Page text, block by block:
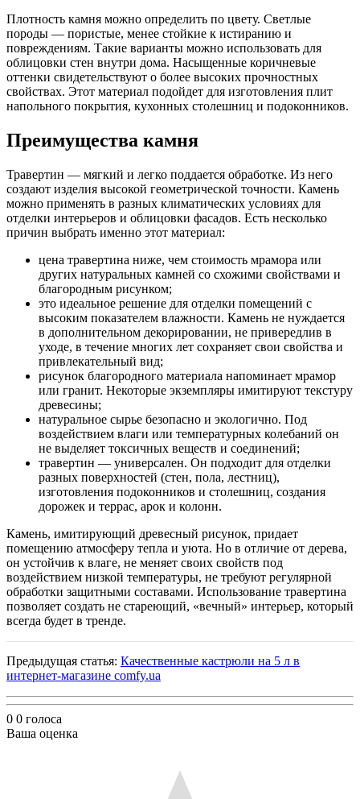
Плотность камня можно определить по цвету. Светлые
породы — пористые, менее стойкие к истиранию и
повреждениям. Такие варианты можно использовать для
облицовки стен внутри дома. Насыщенные коричневые
оттенки свидетельствуют о более высоких прочностных
свойствах. Этот материал подойдет для изготовления плит
напольного покрытия, кухонных столешниц и подоконников.
Преимущества камня
Травертин — мягкий и легко поддается обработке. Из него
создают изделия высокой геометрической точности. Камень
можно применять в разных климатических условиях для
отделки интерьеров и облицовки фасадов. Есть несколько
причин выбрать именно этот материал:
цена травертина ниже, чем стоимость мрамора или
других натуральных камней со схожими свойствами и
благородным рисунком;
это идеальное решение для отделки помещений с
высоким показателем влажности. Камень не нуждается
в дополнительном декорировании, не привередлив в
уходе, в течение многих лет сохраняет свои свойства и
привлекательный вид;
рисунок благородного материала напоминает мрамор
или гранит. Некоторые экземпляры имитируют текстуру
древесины;
натуральное сырье безопасно и экологично. Под
воздействием влаги или температурных колебаний он
не выделяет токсичных веществ и соединений;
травертин — универсален. Он подходит для отделки
разных поверхностей (стен, пола, лестниц),
изготовления подоконников и столешниц, создания
дорожек и террас, арок и колонн.
Камень, имитирующий древесный рисунок, придает
помещению атмосферу тепла и уюта. Но в отличие от дерева,
он устойчив к влаге, не меняет своих свойств под
воздействием низкой температуры, не требуют регулярной
обработки защитными составами. Использование травертина
позволяет создать не стареющий, «вечный» интерьер, который
всегда будет в тренде.
Предыдущая статья: Качественные кастрюли на 5 л в
интернет-магазине comfy.ua
0 0 голоса
Ваша оценка